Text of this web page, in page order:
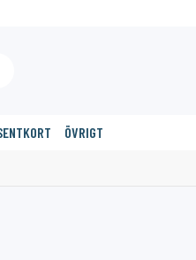
ÖVRIGT